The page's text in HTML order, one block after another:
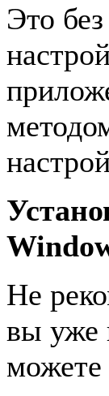
Это
Не
вы уже
можете